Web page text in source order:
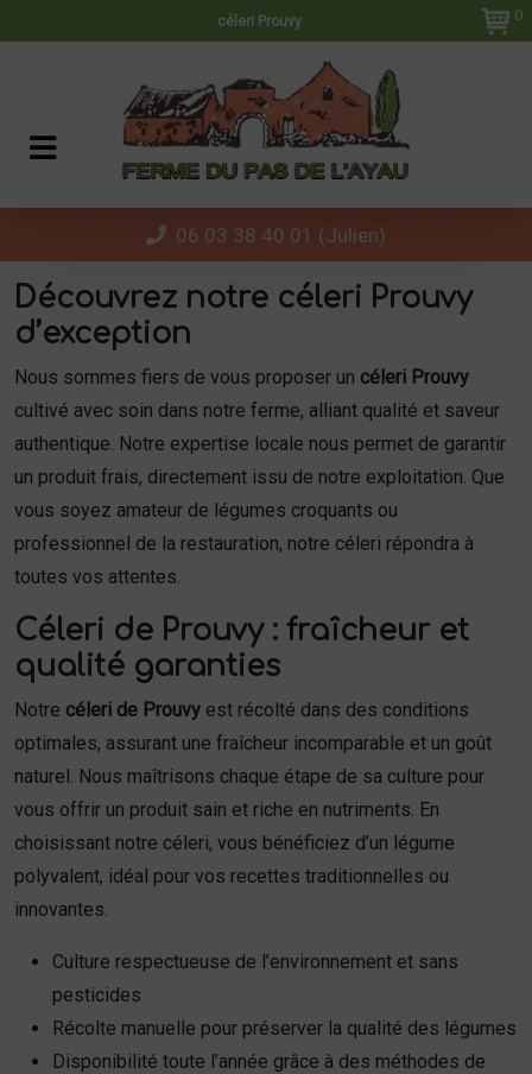
céleri Prouvy 0
06 03 38 40 01 (Julien)
Découvrez notre céleri Prouvy
d’exception
Nous sommes fiers de vous proposer un céleri Prouvy
cultivé avec soin dans notre ferme, alliant qualité et saveur
authentique. Notre expertise locale nous permet de garantir
un produit frais, directement issu de notre exploitation. Que
vous soyez amateur de légumes croquants ou
professionnel de la restauration, notre céleri répondra à
toutes vos attentes.
Céleri de Prouvy : fraîcheur et
qualité garanties
Notre céleri de Prouvy est récolté dans des conditions
optimales, assurant une fraîcheur incomparable et un goût
naturel. Nous maîtrisons chaque étape de sa culture pour
vous offrir un produit sain et riche en nutriments. En
choisissant notre céleri, vous bénéficiez d’un légume
polyvalent, idéal pour vos recettes traditionnelles ou
innovantes.
Culture respectueuse de l’environnement et sans
pesticides
Récolte manuelle pour préserver la qualité des légumes
Disponibilité toute l’année grâce à des méthodes de
Panneau de gestion des cookies